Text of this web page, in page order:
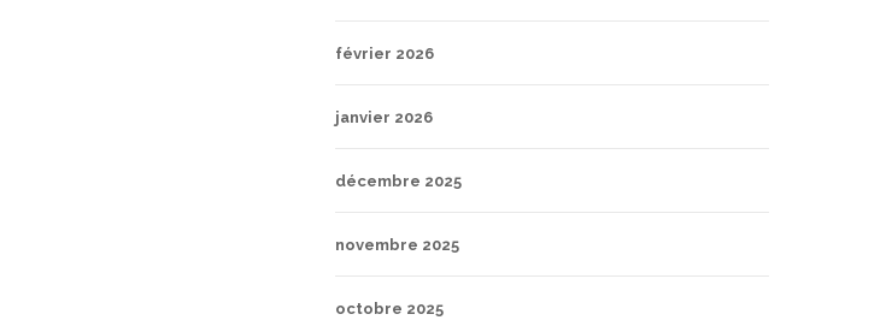
février 2026
janvier 2026
décembre 2025
novembre 2025
octobre 2025